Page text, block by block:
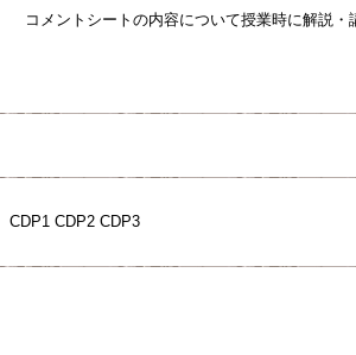
コメントシートの内容について授業時に解説・
CDP1 CDP2 CDP3